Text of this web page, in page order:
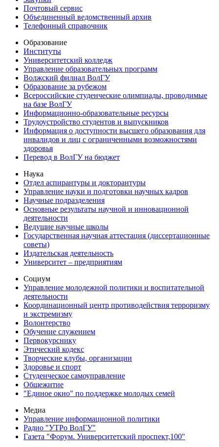
Почтовый сервис
Объединенный ведомственный архив
Телефонный справочник
Образование
Институты
Университетский колледж
Управление образовательных программ
Волжский филиал ВолГУ
Образование за рубежом
Всероссийские студенческие олимпиады, проводимые
на базе ВолГУ
Информационно-образовательные ресурсы
Трудоустройство студентов и выпускников
Информация о доступности высшего образования для
инвалидов и лиц с ограниченными возможностями
здоровья
Перевод в ВолГУ на бюджет
Наука
Отдел аспирантуры и докторантуры
Управление науки и подготовки научных кадров
Научные подразделения
Основные результаты научной и инновационной
деятельности
Ведущие научные школы
Государственная научная аттестация (диссертационные
советы)
Издательская деятельность
Университет – предприятиям
Социум
Управление молодежной политики и воспитательной
деятельности
Координационный центр противодействия терроризму
и экстремизму
Волонтерство
Обучение служением
Первокурснику
Этический кодекс
Творческие клубы, организации
Здоровье и спорт
Студенческое самоуправление
Общежитие
"Единое окно" по поддержке молодых семей
Медиа
Управление информационной политики
Радио "УТРо ВолГУ"
Газета "Форум. Университетский проспект,100"